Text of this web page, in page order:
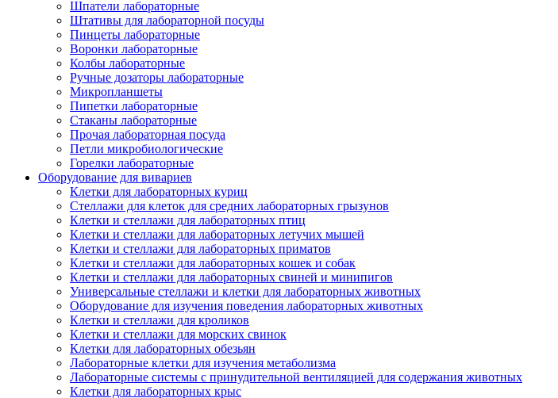
Шпатели лабораторные
Штативы для лабораторной посуды
Пинцеты лабораторные
Воронки лабораторные
Колбы лабораторные
Ручные дозаторы лабораторные
Микропланшеты
Пипетки лабораторные
Стаканы лабораторные
Прочая лабораторная посуда
Петли микробиологические
Горелки лабораторные
Оборудование для вивариев
Клетки для лабораторных куриц
Стеллажи для клеток для средних лабораторных грызунов
Клетки и стеллажи для лабораторных птиц
Клетки и стеллажи для лабораторных летучих мышей
Клетки и стеллажи для лабораторных приматов
Клетки и стеллажи для лабораторных кошек и собак
Клетки и стеллажи для лабораторных свиней и минипигов
Универсальные стеллажи и клетки для лабораторных животных
Оборудование для изучения поведения лабораторных животных
Клетки и стеллажи для кроликов
Клетки и стеллажи для морских свинок
Клетки для лабораторных обезьян
Лабораторные клетки для изучения метаболизма
Лабораторные системы с принудительной вентиляцией для содержания животных
Клетки для лабораторных крыс